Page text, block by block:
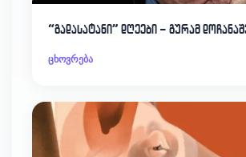
“გადასატანი” დღეები – გურამ
ცხოვრება